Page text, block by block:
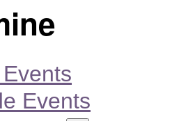
Events